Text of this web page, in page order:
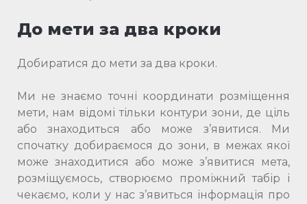
До мети за два кроки
Добиратися до мети за два кроки.
Ми не знаємо точні координати розміщення
мети, нам відомі тільки контури зони, де ціль
або знаходиться або може з’явитися. Ми
спочатку добираємося до зони, в межах якої
може знаходитися або може з’явитися мета,
розміщуємось, створюємо проміжний табір і
чекаємо, коли у нас з’явиться інформація про